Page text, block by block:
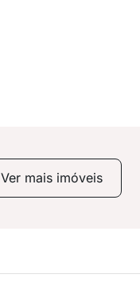
Ver mais imóveis